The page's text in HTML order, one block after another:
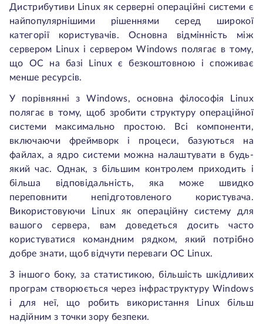
Дистрибутиви Linux як серверні операційні системи є
найпопулярнішими рішеннями серед широкої
категорії користувачів. Основна відмінність між
сервером Linux і сервером Windows полягає в тому,
що ОС на базі Linux є безкоштовною і споживає
менше ресурсів.
У порівнянні з Windows, основна філософія Linux
полягає в тому, щоб зробити структуру операційної
системи максимально простою. Всі компоненти,
включаючи фреймворк і процеси, базуються на
файлах, а ядро системи можна налаштувати в будь-
який час. Однак, з більшим контролем приходить і
більша відповідальність, яка може швидко
переповнити непідготовленого користувача.
Використовуючи Linux як операційну систему для
вашого сервера, вам доведеться досить часто
користуватися командним рядком, який потрібно
добре знати, щоб відчути переваги ОС Linux.
З іншого боку, за статистикою, більшість шкідливих
програм створюється через інфраструктуру Windows
і для неї, що робить використання Linux більш
надійним з точки зору безпеки.